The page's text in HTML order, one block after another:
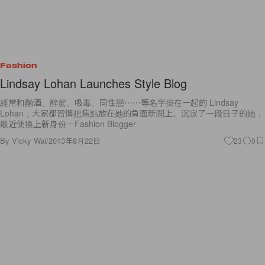
Fashion
Lindsay Lohan Launches Style Blog
經常和酗酒、醉駕、吸毒、同性戀⋯⋯等名字掛在一起的 Lindsay
Lohan，大家都習慣把焦點放在她的負面新聞上。沉寂了一段日子的她，
最近便換上新身份－Fashion Blogger
By Vicky Wai/2013年8月22日 23 0